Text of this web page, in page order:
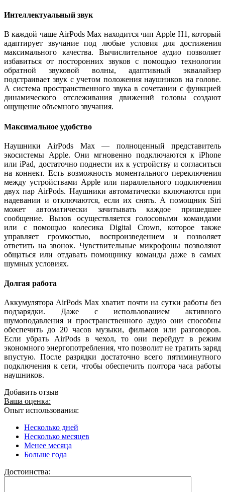
Интеллектуальный звук
В каждой чаше AirPods Max находится чип Apple H1, который
адаптирует звучание под любые условия для достижения
максимального качества. Вычислительное аудио позволяет
избавиться от посторонних звуков с помощью технологии
обратной звуковой волны, адаптивный эквалайзер
подстраивает звук с учетом положения наушников на голове.
А система пространственного звука в сочетании с функцией
динамического отслеживания движений головы создают
ощущение объемного звучания.
Максимальное удобство
Наушники AirPods Max — полноценный представитель
экосистемы Apple. Они мгновенно подключаются к iPhone
или iPad, достаточно поднести их к устройству и согласиться
на коннект. Есть возможность моментального переключения
между устройствами Apple или параллельного подключения
двух пар AirPods. Наушники автоматически включаются при
надевании и отключаются, если их снять. А помощник Siri
может автоматически зачитывать каждое пришедшее
сообщение. Вызов осуществляется голосовыми командами
или с помощью колесика Digital Crown, которое также
управляет громкостью, воспроизведением и позволяет
ответить на звонок. Чувствительные микрофоны позволяют
общаться или отдавать помощнику команды даже в самых
шумных условиях.
Долгая работа
Аккумулятора AirPods Max хватит почти на сутки работы без
подзарядки. Даже с использованием активного
шумоподавления и пространственного аудио они способны
обеспечить до 20 часов музыки, фильмов или разговоров.
Если убрать AirPods в чехол, то они перейдут в режим
экономного энергопотребления, что позволит не тратить заряд
впустую. После разрядки достаточно всего пятиминутного
подключения к сети, чтобы обеспечить полтора часа работы
наушников.
Добавить отзыв
Ваша оценка:
Опыт использования:
Несколько дней
Несколько месяцев
Менее месяца
Больше года
Достоинства: